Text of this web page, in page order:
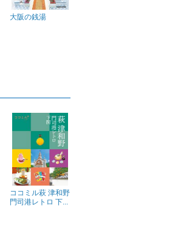
大阪の銭湯
ココミル萩 津和野
門司港レトロ 下...